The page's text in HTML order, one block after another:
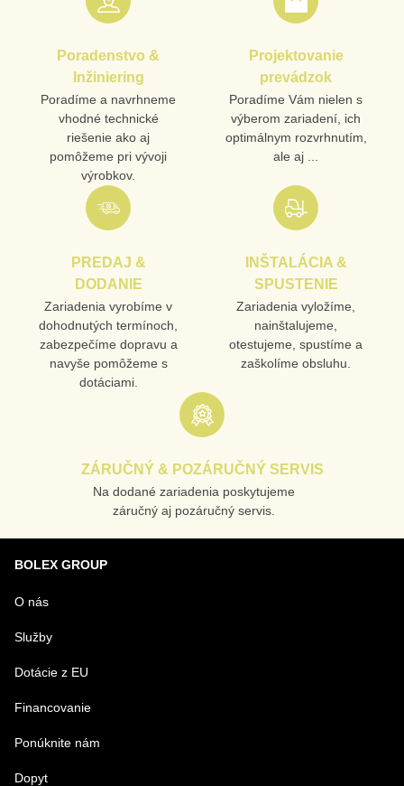
VÁŠ E-MAIL
VAŠA OTÁZKA K PRODUKTU
Poradenstvo &
Inžiniering
Poradíme a navrhneme
vhodné technické
riešenie ako aj
pomôžeme pri vývoji
výrobkov.
Projektovanie
prevádzok
Poradíme Vám nielen s
výberom zariadení, ich
optimálnym rozvrhnutím,
ale aj ...
PREDAJ &
DODANIE
Zariadenia vyrobíme v
dohodnutých termínoch,
zabezpečíme dopravu a
navyše pomôžeme s
dotáciami.
INŠTALÁCIA &
SPUSTENIE
Zariadenia vyložíme,
nainštalujeme,
otestujeme, spustíme a
zaškolíme obsluhu.
ZÁRUČNÝ & POZÁRUČNÝ SERVIS
Na dodané zariadenia poskytujeme
záručný aj pozáručný servis.
BOLEX GROUP
O nás
Služby
Dotácie z EU
Financovanie
Ponúknite nám
Dopyt